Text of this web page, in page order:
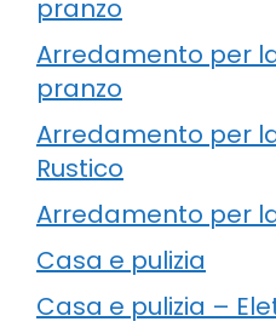
pranzo
Arredamento per
pranzo
Arredamento per
Rustico
Arredamento per
Casa e pulizia
Casa e pulizia –